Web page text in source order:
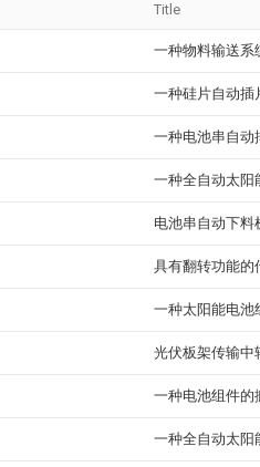
Title
一种物料输送系
一种硅片自动插
一种电池串自动
一种全自动太阳
电池串自动下料
具有翻转功能的
一种太阳能电池
光伏板架传输中
一种电池组件的
一种全自动太阳